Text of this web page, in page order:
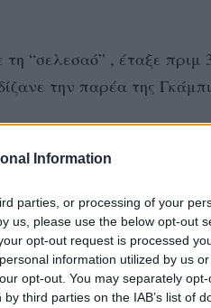
Information
parties, or processing of your
us, please use the below opt-out
opt-out request is processed
information utilized by us
opt-out. You may separately
third parties on the IAB’s list of
τη “σελεσαό” , έταξε πριμ
την παρέα της
περίπτωση που οι
θα έπεφτε στις
ενώ διαθέτει ορυχεία
στο πλαίσιο δαπανών